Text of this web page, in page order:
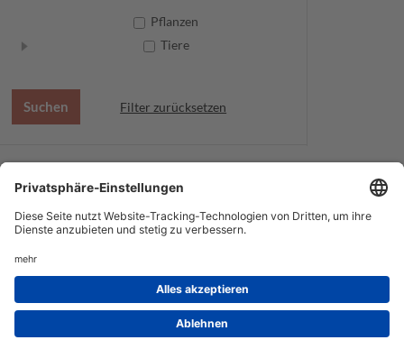
Pflanzen
Tiere
Filter zurücksetzen
Datenschutz
Service